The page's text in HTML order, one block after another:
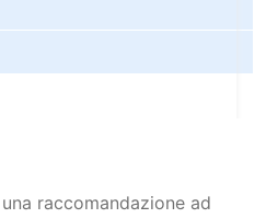
raccomandazione ad